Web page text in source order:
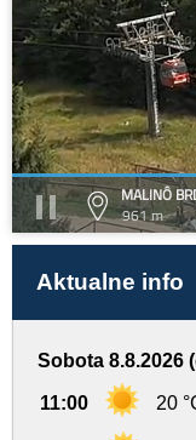
MALINÔ
961 m
Aktualne info
Sobota 8.8.2026
11:00 20